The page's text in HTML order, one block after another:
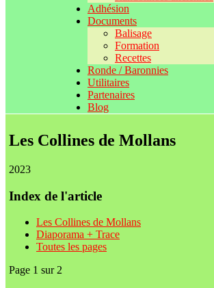
Adhésion
Documents
Balisage
Formation
Recettes
Ronde / Baronnies
Utilitaires
Partenaires
Blog
Les Collines de Mollans
2023
Index de l'article
Les Collines de Mollans
Diaporama + Trace
Toutes les pages
Page 1 sur 2